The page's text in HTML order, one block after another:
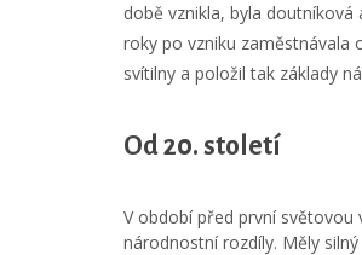
době vznikla, byla
roky po vzniku zaměstnávala
svítilny a položil tak základy
Od 20. století
V období před první
národnostní rozdíly. Měly